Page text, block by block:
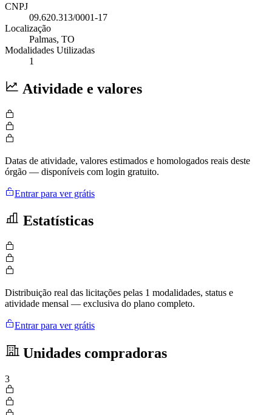
CNPJ
09.620.313/0001-17
Localização
Palmas, TO
Modalidades Utilizadas
1
Atividade e valores
Datas de atividade, valores estimados e homologados reais deste
órgão — disponíveis com login gratuito.
Entrar para ver grátis
Estatísticas
Distribuição real das licitações pelas 1 modalidades, status e
atividade mensal — exclusiva do plano completo.
Entrar para ver grátis
Unidades compradoras
3